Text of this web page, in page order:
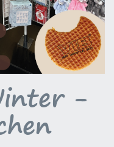
Händler werden
-